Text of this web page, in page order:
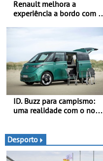
Renault melhora a
experiência a bordo com o
ID. Buzz para campismo:
uma realidade com o novo
versão Auto-Caravana com
ISV de 0 €
Desporto